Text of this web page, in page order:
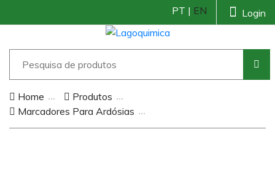
Login
PT | EN
Home
Produtos
Marcadores Para Ardósias